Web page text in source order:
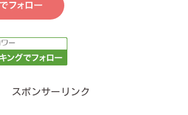
スポンサーリンク